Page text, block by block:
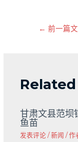
← 前一篇
甘肃文县范坝
鱼苗
发表评论 /新闻 / 作